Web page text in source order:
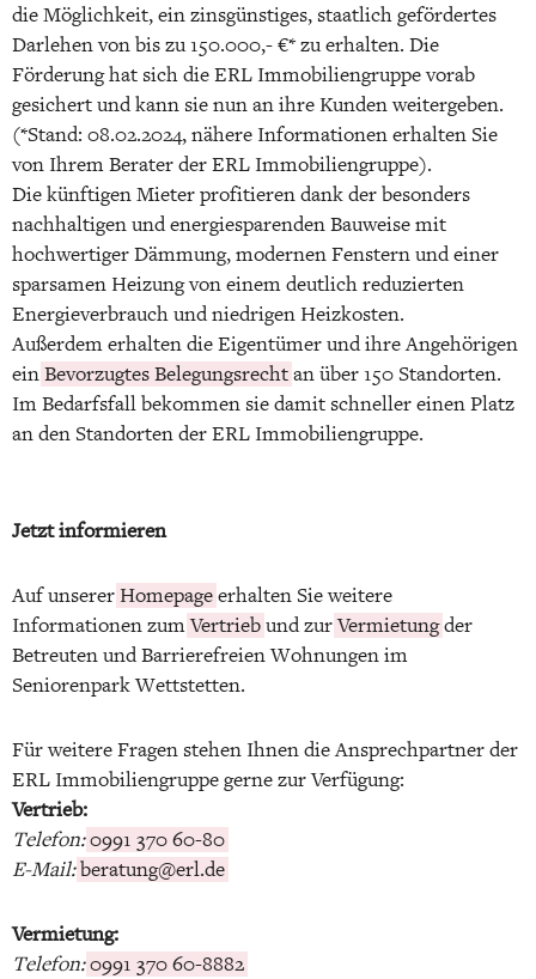
die Möglichkeit, ein zinsgünstiges, staatlich gefördertes
Darlehen von bis zu 150.000,- €* zu erhalten. Die
Förderung hat sich die ERL Immobiliengruppe vorab
gesichert und kann sie nun an ihre Kunden weitergeben.
(*Stand: 08.02.2024, nähere Informationen erhalten Sie
von Ihrem Berater der ERL Immobiliengruppe).
Die künftigen Mieter profitieren dank der besonders
nachhaltigen und energiesparenden Bauweise mit
hochwertiger Dämmung, modernen Fenstern und einer
sparsamen Heizung von einem deutlich reduzierten
Energieverbrauch und niedrigen Heizkosten.
Außerdem erhalten die Eigentümer und ihre Angehörigen
einBevorzugtes Belegungsrechtan über 150 Standorten.
Im Bedarfsfall bekommen sie damit schneller einen Platz
an den Standorten der ERL Immobiliengruppe.
Jetzt informieren
Auf unsererHomepageerhalten Sie weitere
Informationen zumVertriebund zurVermietungder
Betreuten und Barrierefreien Wohnungen im
Seniorenpark Wettstetten.
Für weitere Fragen stehen Ihnen die Ansprechpartner der
ERL Immobiliengruppe gerne zur Verfügung:
Vertrieb:
Telefon:0991 370 60-80
E-Mail:beratung@erl.de
Vermietung:
Telefon:0991 370 60-8882